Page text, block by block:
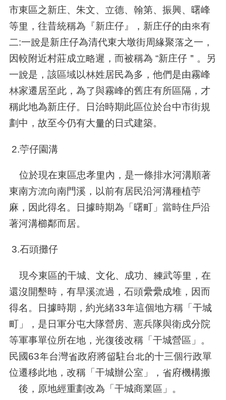
市東區之新庄、朱文、立德、翰第、振興、曙峰
等里，往昔統稱為『新庄仔』，新庄仔的由來有
二:一說是新庄仔為清代東大墩街周緣聚落之一，
因較附近村莊成立略遲，而被稱為 “新庄仔＂。另
一說是，該區域以林姓居民為多，他們是由霧峰
林家遷居至此，為了與霧峰的舊庄有所區隔，才
稱此地為新庄仔。日治時期此區位於台中市街規
劃中，故至今仍有大量的日式建築。
2.苧仔園溝
位於現在東區忠孝里內，是一條排水河溝順著
東南方流向南門溪，以前有居民沿河溝種植苧
麻，因此得名。日據時期為「曙町」當時住戶沿
著河溝櫛鄰而居。
3.石頭攤仔
現今東區的干城、文化、成功、練武等里，在
還沒開墾時，有旱溪流過，石頭纍纍成堆，因而
得名。日據時期，約光緒33年這個地方稱「干城
町」，是日軍分屯大隊營房、憲兵隊與衛戍分院
等軍事單位所在地，光復後改稱「干城營區」。
民國63年台灣省政府將留駐台北的十三個行政單
位遷移此地，改稱「干城辦公室」，省府機構搬
離後，原地經重劃改為「干城商業區」。